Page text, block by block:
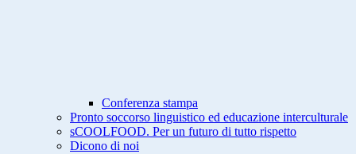
Conferenza stampa
Pronto soccorso linguistico ed educazione interculturale
sCOOLFOOD. Per un futuro di tutto rispetto
Dicono di noi